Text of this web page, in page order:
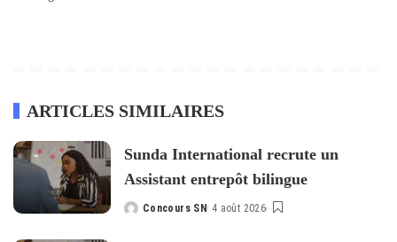
ARTICLES SIMILAIRES
Sunda International recrute un
Assistant entrepôt bilingue
Posted
Concours SN 4 août 2026